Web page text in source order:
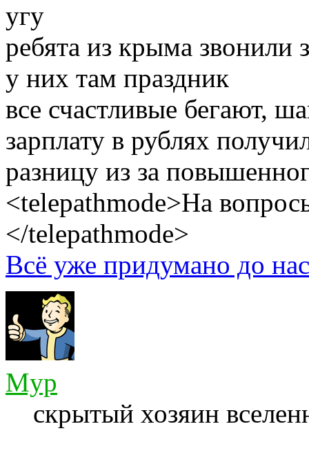
угу
ребята из крыма звонили
у них там праздник
все счастливые бегают,
зарплату в рублях
разницу из за
<telepathmode>На
</telepathmode>
Всё уже придумано до
Myp
скрытый хозяин